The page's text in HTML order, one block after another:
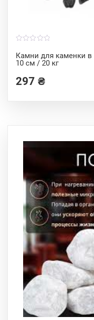
Камни для каменки в
10 см / 20 кг
o
u
t
f
5
297 ₴